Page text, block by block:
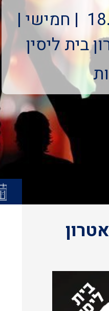
קרנפים | 18.6.26 | חמישי |
| 20:00 | תיאטרון